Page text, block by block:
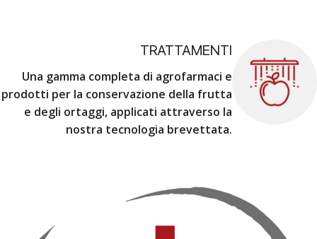
TRATTAMENTI
Una gamma completa di agrofarmaci e
prodotti per la conservazione della frutta
e degli ortaggi, applicati attraverso la
nostra tecnologia brevettata.